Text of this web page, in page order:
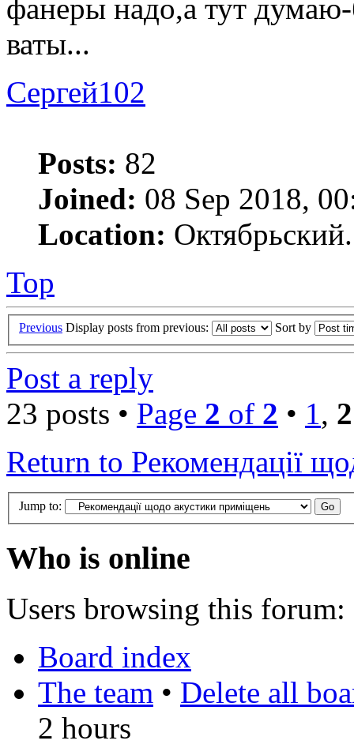
фанеры надо,а тут
ваты...
Сергей102
Posts: 82
Joined: 08 Sep 2018,
Location:
Top
Previous Display posts from previous: Sort by
Post a reply
23 posts • Page 2 of 2 • 1, 2
Return to Рекомендації
Jump to:
Who is online
Users browsing this forum:
Board index
The team • Delete all
2 hours